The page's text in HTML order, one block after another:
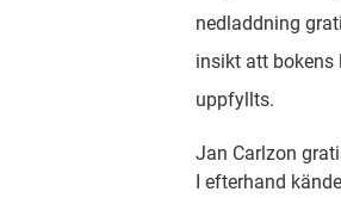
nedladdning
insikt att
uppfyllts.
Jan Carlzon
I efterhand